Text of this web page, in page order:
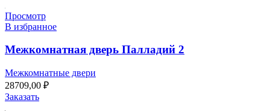
Просмотр
В избранное
Межкомнатная дверь Палладий 2
Межкомнатные двери
28709,00 ₽
Заказать